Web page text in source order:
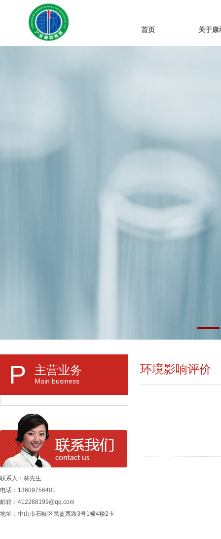
首页 关于康
P 主营业务
Main business
联系人：林先生
电话：13609756401
邮箱：412288199@qq.com
地址：中山市石岐区民盈西路3号1幢4楼2卡
环境影响评价